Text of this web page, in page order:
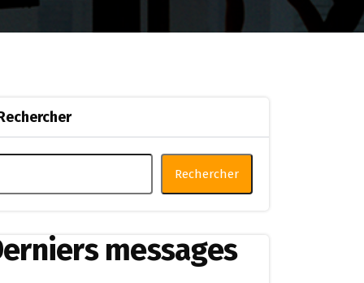
Rechercher
messages